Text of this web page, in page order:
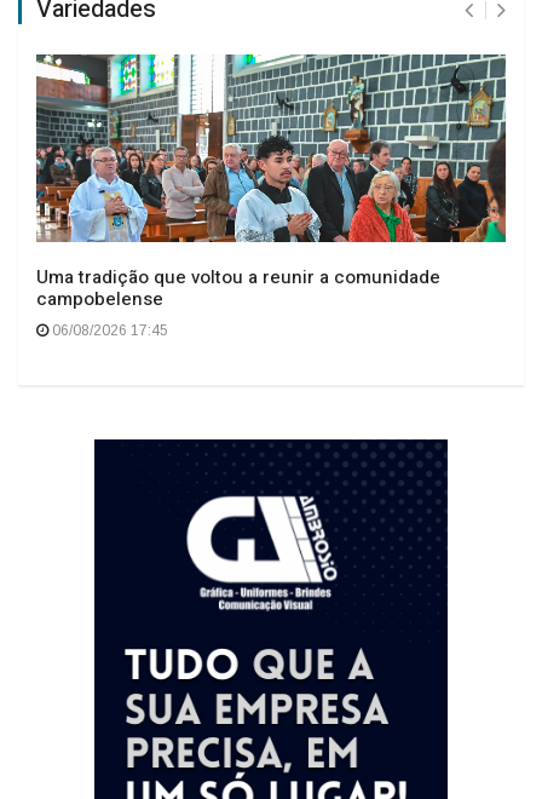
Variedades
Uma tradição que voltou a reunir a comunidade
campobelense
06/08/2026 17:45